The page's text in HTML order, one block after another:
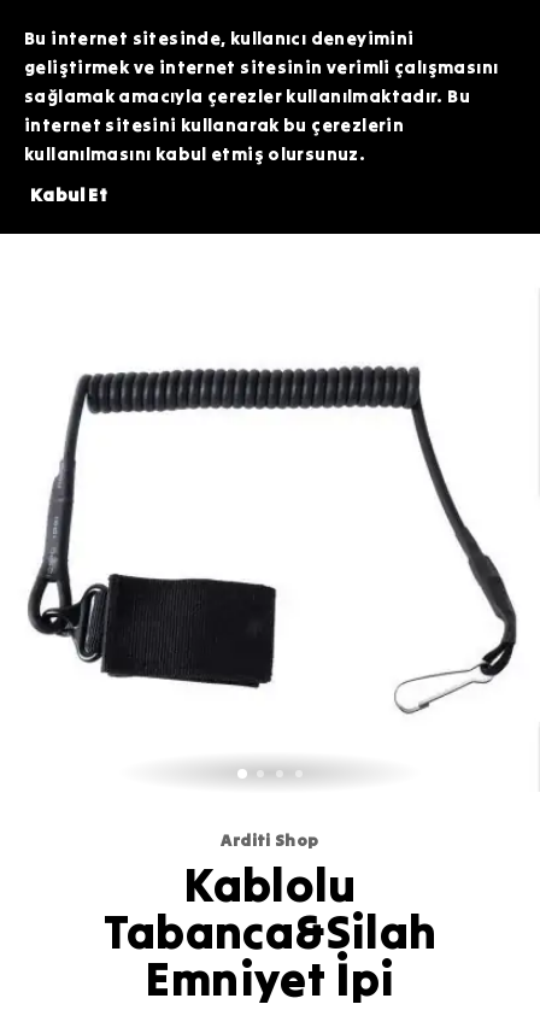
HATTIMIZDAN BİZİMLE İLETİŞİME GEÇEBİLİRSİNİZ. SİZE EN İYİ FIRSATLARI
SUNMAK İÇİN BURADAYIZ!
Bu internet sitesinde, kullanıcı deneyimini
geliştirmek ve internet sitesinin verimli çalışmasını
sağlamak amacıyla çerezler kullanılmaktadır. Bu
internet sitesini kullanarak bu çerezlerin
kullanılmasını kabul etmiş olursunuz.
Kabul Et
TL DEĞERİNDEKİ ARDİTİ TACTİCAL SİLİKON PATCH HEDİYE!⚠️
Arditi Shop
Kablolu
Tabanca&Silah
Emniyet İpi